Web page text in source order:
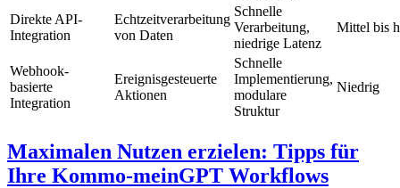
Direkte API-
Integration
Echtzeitverarbeitung
von Daten
Schnelle
Verarbeitung,
niedrige Latenz
Mittel bis
Webhook-
basierte
Integration
Ereignisgesteuerte
Aktionen
Schnelle
Implementierung,
modulare
Struktur
Niedrig
Maximalen Nutzen erzielen: Tipps für
Ihre Kommo-meinGPT Workflows